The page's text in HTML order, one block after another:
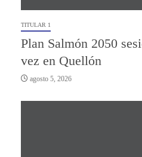
TITULAR 1
Plan Salmón 2050
vez en Quellón
agosto 5, 2026